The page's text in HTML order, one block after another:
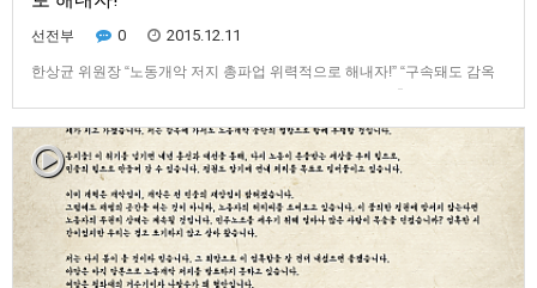
선전부 0 2015.12.11
한상균 위원장 “노동개악 저지 총파업 위력적으로 해내자!” “구속돼도 감옥
이 '비정규직 철폐' 머리띠를 묶고 있다. 한 위원장은 "잠시 현장을 떠나지만
노동개악을 저지할 때까지 투쟁을 이어가…